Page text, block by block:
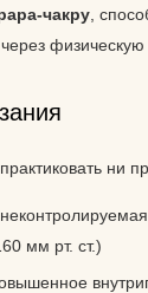
чакру ,
физическую
ни
мм рт. ст.)